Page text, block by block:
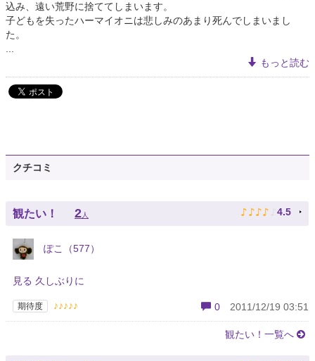
込み、遠い荒野に捨ててしまいます。
子どもを失ったハーマイオニは悲しみのあまり死んでしまいまし
た。
もっと読む
クチコミ
観たい！ 2 人 ♪ ♪ ♪ ♪ ♪ 4.5
ぽこ（577）
見る 久しぶりに
期待度 ♪♪♪♪♪ 0 2011/12/19 03:51
観たい！一覧へ